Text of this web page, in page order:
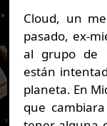
Cloud, un
pasado, ex-
al grupo de
están
planeta. En
que